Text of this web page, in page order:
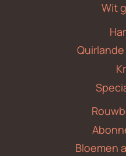
Wit
Bloemen